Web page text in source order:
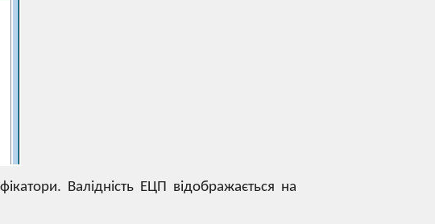
Валідність ЕЦП відображається на